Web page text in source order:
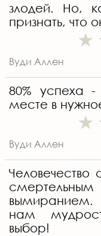
злодей. Но,
признать, что
Вуди Аллен
80% успеха -
месте в
Вуди Аллен
нам
выбор!